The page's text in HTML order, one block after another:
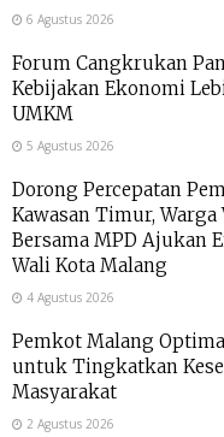
6 Agustus 2026
Forum Cangkrukan
Kebijakan Ekonomi
UMKM
5 Agustus 2026
Dorong Percepatan
Kawasan Timur, Warga
Bersama MPD Ajukan
Wali Kota Malang
4 Agustus 2026
Pemkot Malang
untuk Tingkatkan
Masyarakat
2 Agustus 2026